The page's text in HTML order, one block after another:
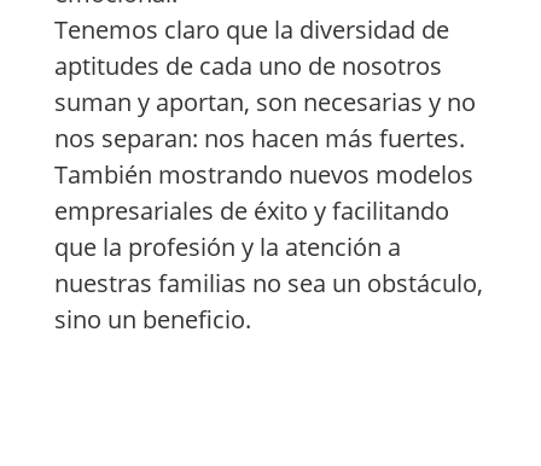
Tenemos claro que la diversidad de
aptitudes de cada uno de nosotros
suman y aportan, son necesarias y no
nos separan: nos hacen más fuertes.
También mostrando nuevos modelos
empresariales de éxito y facilitando
que la profesión y la atención a
nuestras familias no sea un obstáculo,
sino un beneficio.